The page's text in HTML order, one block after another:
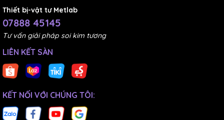
Thiết bị-vật tư Metlab
07888 45145
Tư vấn giải pháp soi kim tương
LIÊN KẾT SÀN
KẾT NỐI VỚI CHÚNG TÔI: